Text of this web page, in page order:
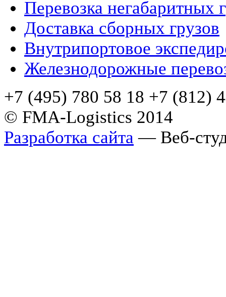
Перевозка негабаритных
Доставка сборных грузов
Внутрипортовое
Железнодорожные
+7 (495) 780 58 18 +7 (812)
© FMA-Logistics 2014
Разработка сайта — Веб-